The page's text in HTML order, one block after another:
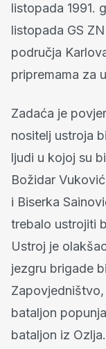
listopada 1991.
listopada GS
područja
pripremama za
Zadaća je
nositelj ustroja
ljudi u kojoj su
Božidar
i Biserka
trebalo ustrojiti
Ustroj je
jezgru brigade
bataljon
bataljon iz